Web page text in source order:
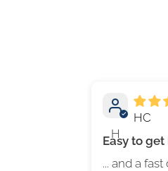
H
HC
Easy to get
... and a